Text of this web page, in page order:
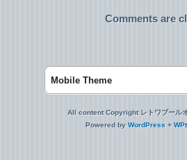
Comments are
Mobile Theme
All content Copyright レトワブール
Powered by WordPress +